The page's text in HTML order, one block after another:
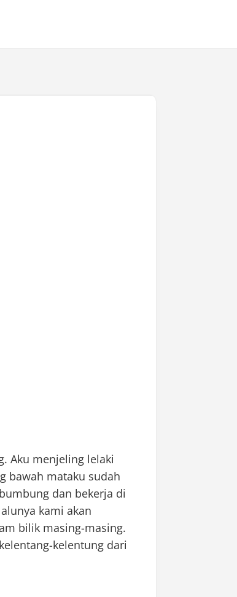
Aku menjeling lelaki
bawah mataku sudah
dan bekerja di
kami akan
bilik masing-masing.
kelentung dari